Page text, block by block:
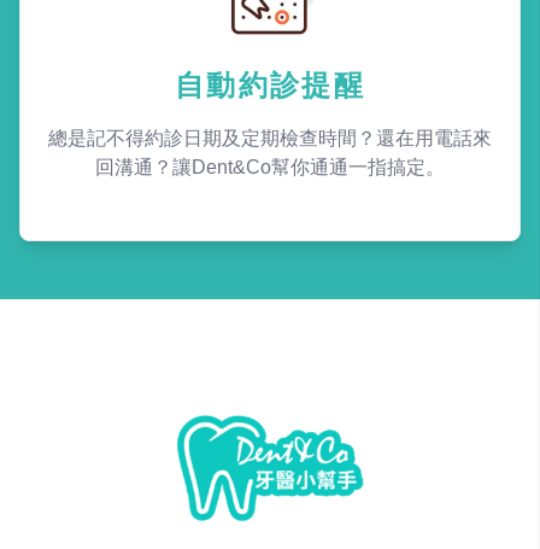
自動約診提醒
總是記不得約診日期及定期檢查時間？還在用電話來
回溝通？讓Dent&Co幫你通通一指搞定。